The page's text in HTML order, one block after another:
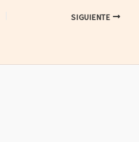
SIGUIENTE